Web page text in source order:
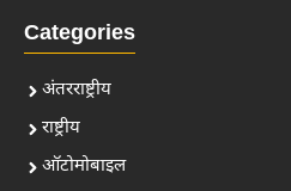
Categories
अंतरराष्ट्रीय
राष्ट्रीय
ऑटोमोबाइल